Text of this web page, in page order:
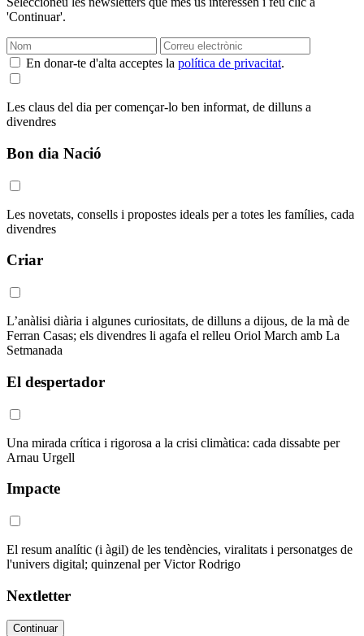
'Continuar'.
En donar-te d'alta acceptes la política de privacitat.
Les claus del dia per començar-lo ben informat, de dilluns a
divendres
Bon dia Nació
Les novetats, consells i propostes ideals per a totes les famílies, cada
divendres
Criar
L’anàlisi diària i algunes curiositats, de dilluns a dijous, de la mà de
Ferran Casas; els divendres li agafa el relleu Oriol March amb La
Setmanada
El despertador
Una mirada crítica i rigorosa a la crisi climàtica: cada dissabte per
Arnau Urgell
Impacte
El resum analític (i àgil) de les tendències, viralitats i personatges de
l'univers digital; quinzenal per Victor Rodrigo
Nextletter
Continuar